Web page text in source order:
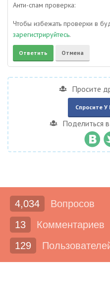
Анти-спам проверка:
Чтобы избежать проверки в
зарегистрируйтесь.
Просите
Спросите У
Поделиться
4,034 Вопросов
13
Комментариев
129